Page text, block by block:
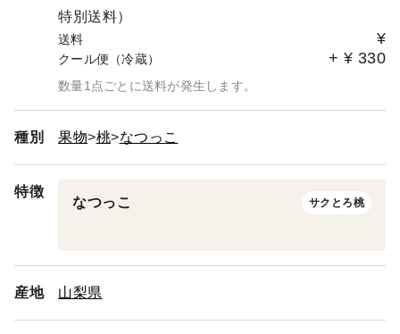
特別送料）
送料 ¥
クール便（冷蔵） + ¥ 330
数量1点ごとに送料が発生します。
種別 果物 桃 なつっこ
特徴
なつっこ サクとろ桃
産地 山梨県